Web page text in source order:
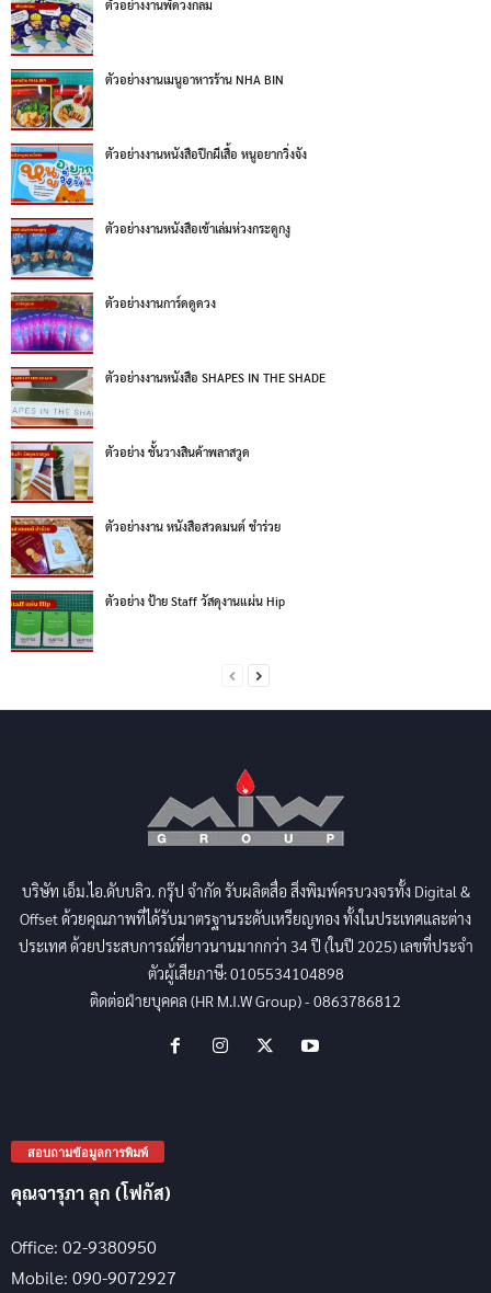
ตัวอย่างงานพัดวงกลม
ตัวอย่างงานเมนูอาหารร้าน NHA BIN
ตัวอย่างงานหนังสือปีกผีเสื้อ หนูอยากวิ่งจัง
ตัวอย่างงานหนังสือเข้าเล่มห่วงกระดูกงู
ตัวอย่างงานการ์ดดูดวง
ตัวอย่างงานหนังสือ SHAPES IN THE SHADE
ตัวอย่าง ชั้นวางสินค้าพลาสวูด
ตัวอย่างงาน หนังสือสวดมนต์ ชำร่วย
ตัวอย่าง ป้าย Staff วัสดุงานแผ่น Hip
บริษัท เอ็ม.ไอ.ดับบลิว. กรุ๊ป จำกัด รับผลิตสื่อ สิ่งพิมพ์ครบวงจรทั้ง Digital &
Offset ด้วยคุณภาพที่ได้รับมาตรฐานระดับเหรียญทอง ทั้งในประเทศและต่าง
ประเทศ ด้วยประสบการณ์ที่ยาวนานมากกว่า 34 ปี (ในปี 2025) เลขที่ประจำ
ตัวผู้เสียภาษี: 0105534104898
ติดต่อฝ่ายบุคคล (HR M.I.W Group) - 0863786812
สอบถามข้อมูลการพิมพ์
คุณจารุภา ลุก (โฟกัส)
Office: 02-9380950
Mobile: 090-9072927